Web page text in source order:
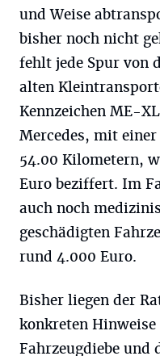
und Weise
bisher noch nicht
fehlt jede Spur von
alten
Kennzeichen ME-
Mercedes, mit
54.00 Kilometern,
Euro beziffert. Im
auch noch
geschädigten
rund 4.000 Euro.
Bisher liegen der
konkreten
Fahrzeugdiebe und